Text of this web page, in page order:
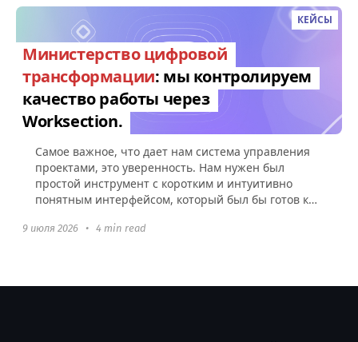
КЕЙСЫ
Министерство цифровой
трансформации: мы контролируем
качество работы через
Worksection.
Самое важное, что дает нам система управления
проектами, это уверенность. Нам нужен был
простой инструмент с коротким и интуитивно
понятным интерфейсом, который был бы готов к
9 июля 2026 • 4 min read